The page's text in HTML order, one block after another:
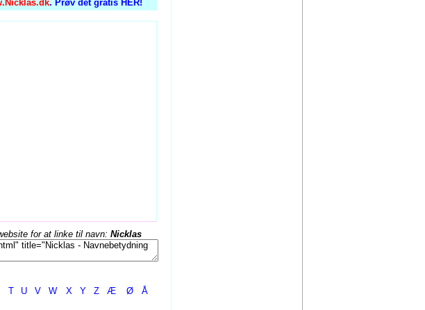
. Prøv det gratis HER!
for at linke til navn: Nicklas
T U V W X Y Z Æ Ø Å